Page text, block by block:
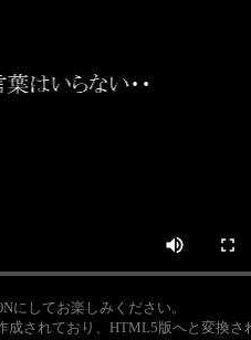
にしてお楽しみください。
されており、HTML5版へと変換さ